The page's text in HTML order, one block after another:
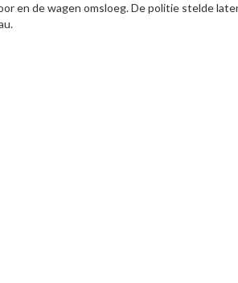
en de wagen omsloeg. De politie stelde